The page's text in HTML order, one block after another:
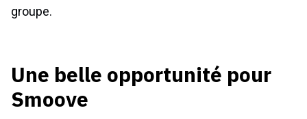
groupe.
Une belle opportunité pour
Smoove